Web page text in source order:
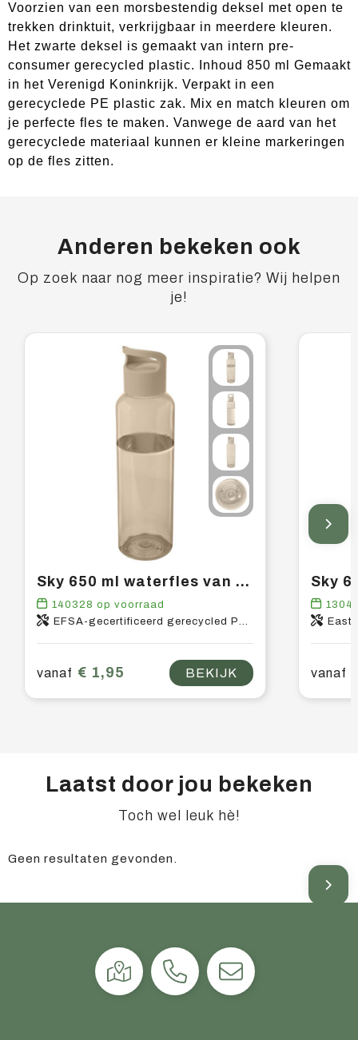
Voorzien van een morsbestendig deksel met open te
trekken drinktuit, verkrijgbaar in meerdere kleuren.
Het zwarte deksel is gemaakt van intern pre-
consumer gerecycled plastic. Inhoud 850 ml Gemaakt
in het Verenigd Koninkrijk. Verpakt in een
gerecyclede PE plastic zak. Mix en match kleuren om
je perfecte fles te maken. Vanwege de aard van het
gerecyclede materiaal kunnen er kleine markeringen
op de fles zitten.
Anderen bekeken ook
Op zoek naar nog meer inspiratie? Wij helpen
je!
Sky 650 ml waterfles van gerecycled plastic
140328 op voorraad
EFSA-gecertificeerd gerecycled PET-kunststof, PP-kunststof
vanaf € 1,95 BEKIJK vanaf
Laatst door jou bekeken
Toch wel leuk hè!
Geen resultaten gevonden.